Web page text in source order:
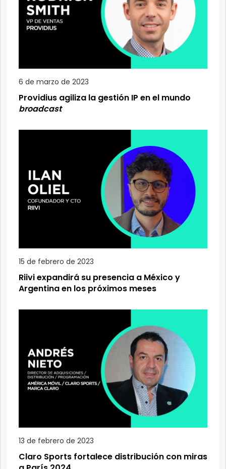
6 de marzo de 2023
Providius agiliza la gestión IP en el mundo
broadcast
15 de febrero de 2023
Riivi expandirá su presencia a México y
Argentina en los próximos meses
13 de febrero de 2023
Claro Sports fortalece distribución con miras